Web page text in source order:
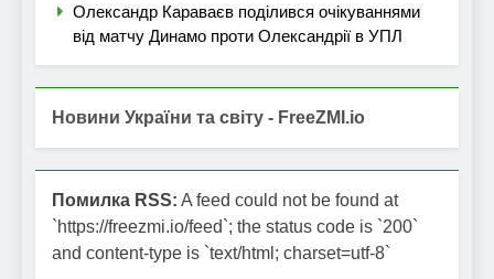
Олександр Караваєв поділився очікуваннями
від матчу Динамо проти Олександрії в УПЛ
Новини України та світу - FreeZMI.io
Помилка RSS: A feed could not be found at
`https://freezmi.io/feed`; the status code is `200`
and content-type is `text/html; charset=utf-8`